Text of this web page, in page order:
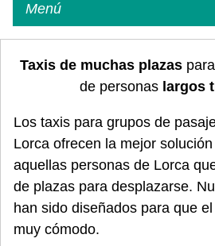
Menú
Taxis de muchas plazas
de personas largos
Los taxis para grupos de
Lorca ofrecen la mejor
aquellas personas de Lorca
de plazas para desplazarse.
han sido diseñados para que
muy cómodo.